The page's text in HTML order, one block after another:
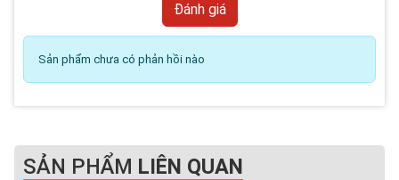
Sản phẩm chưa có phản hồi nào
SẢN PHẨM LIÊN QUAN